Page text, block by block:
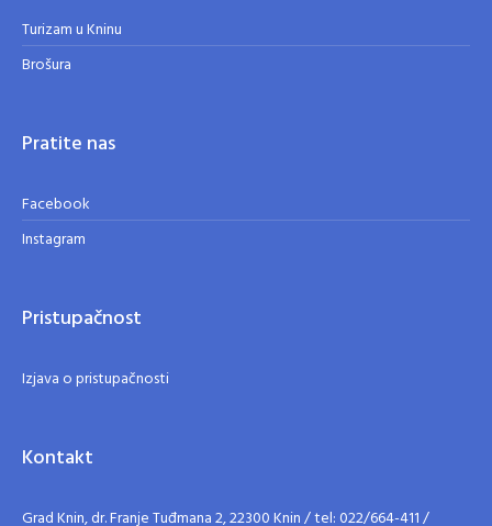
Turizam u Kninu
Brošura
Pratite nas
Facebook
Instagram
Pristupačnost
Izjava o pristupačnosti
Kontakt
Grad Knin, dr. Franje Tuđmana 2, 22300 Knin / tel: 022/664-411 /